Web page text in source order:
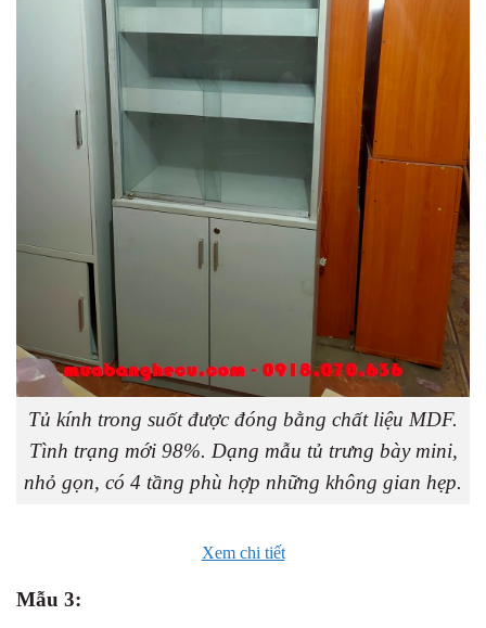
Tủ kính trong suốt được đóng bằng chất liệu MDF.
Tình trạng mới 98%. Dạng mẫu tủ trưng bày mini,
nhỏ gọn, có 4 tầng phù hợp những không gian hẹp.
Xem chi tiết
Mẫu 3: